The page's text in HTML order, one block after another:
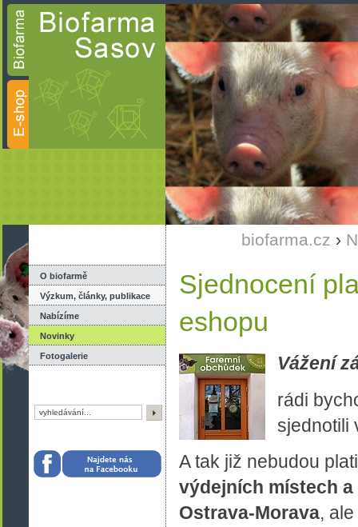
O biofarmě
Výzkum, články, publikace
Nabízíme
Novinky
Fotogalerie
biofarma.cz ›
Sjednocení
eshopu
Vážení
rádi
sjednotili
A tak již nebudou
výdejních místech
Ostrava-Morava,